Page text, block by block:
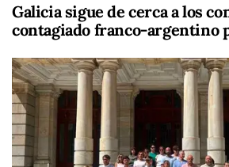
Galicia sigue de cerca a los
contagiado franco-argentino